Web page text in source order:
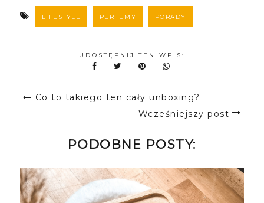
LIFESTYLE PERFUMY PORADY
UDOSTĘPNIJ TEN WPIS:
Co to takiego ten cały unboxing?
Wcześniejszy post
PODOBNE POSTY: